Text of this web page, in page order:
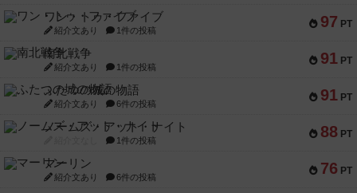
97 PT
ワン・トゥ・ファイブ
紹介文あり 1件の投稿
91 PT
南北戦争
紹介文あり 1件の投稿
91 PT
ふたつの城の物語
紹介文あり 6件の投稿
88 PT
ノームズ・アット・ナイト
1件の投稿
76 PT
マーリン
紹介文あり 6件の投稿